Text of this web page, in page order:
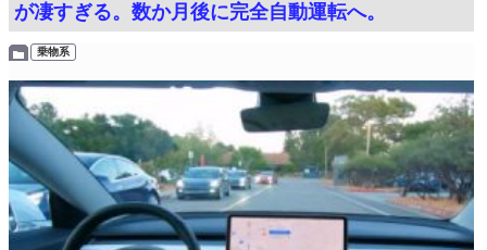
が凄すぎる。数か月後に完全自動運転へ。
乗物系